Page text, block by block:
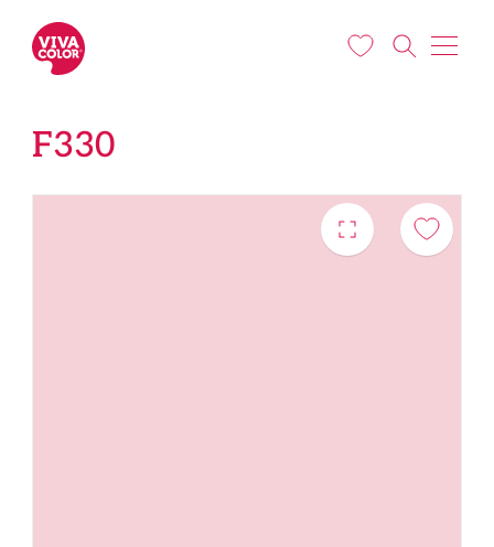
F330